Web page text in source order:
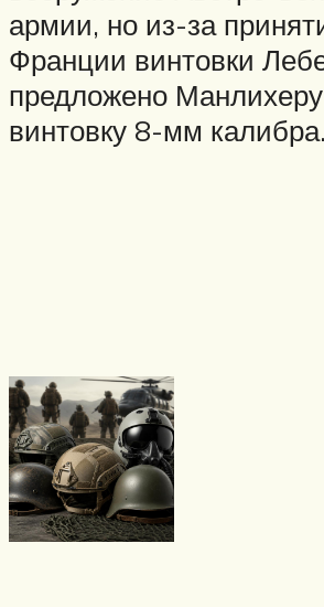
армии, но из-за
Франции винтовки
предложено Манлихеру
винтовку 8-мм калибра.